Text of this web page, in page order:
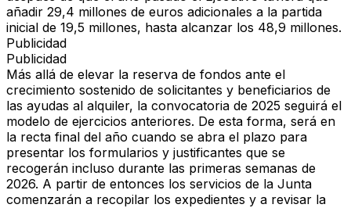
añadir 29,4 millones de euros adicionales a la partida
inicial de 19,5 millones, hasta alcanzar los 48,9 millones.
Publicidad
Publicidad
Más allá de elevar la reserva de fondos ante el
crecimiento sostenido de solicitantes y beneficiarios de
las ayudas al alquiler, la convocatoria de 2025 seguirá el
modelo de ejercicios anteriores. De esta forma, será en
la recta final del año cuando se abra el plazo para
presentar los formularios y justificantes que se
recogerán incluso durante las primeras semanas de
2026. A partir de entonces los servicios de la Junta
comenzarán a recopilar los expedientes y a revisar la